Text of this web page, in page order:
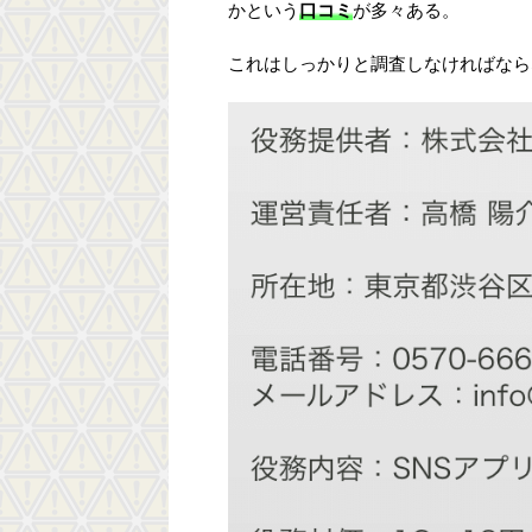
かという 口コミが多々ある。
これはしっかりと調査しなければな